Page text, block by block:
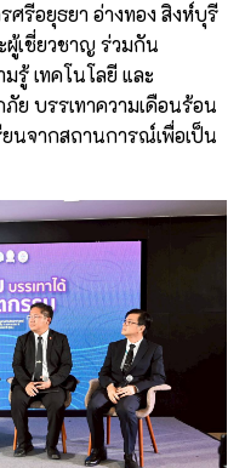
รีอยุธยา อ่างทอง สิงห์บุรี
เชี่ยวชาญ ร่วมกัน
รู้ เทคโนโลยี และ
ย บรรเทาความเดือนร้อน
นจากสถานการณ์เพื่อเป็น